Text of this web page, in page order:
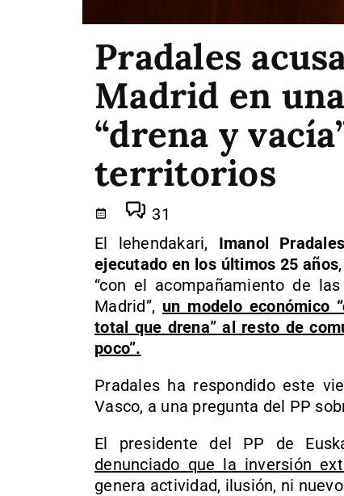
Pradales
Madrid en
“drena y
territorios
31
El lehendakari, Imanol
ejecutado en los últimos 25 años
“con el acompañamiento de
Madrid”, un modelo económico
total que drena” al resto de
poco”.
Pradales ha respondido este
Vasco, a una pregunta del PP
El presidente del PP de
denunciado que la inversión
genera actividad, ilusión, ni